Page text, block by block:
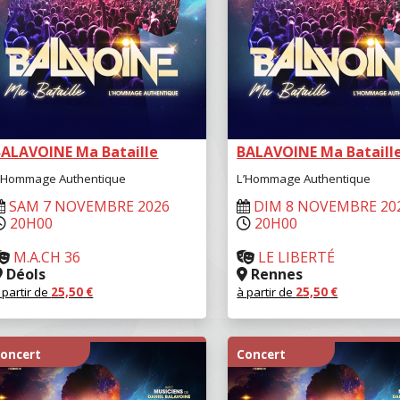
RÉSERVER
Ma Bataille
Authentique
SAM 7 NOVEMBRE 2026
20H00
M.A.CH 36
Déols
partir de 25,50 €
RÉSERVER
BALAVOINE Ma
L’Hommage Authentique
DIM 8 NOVEMBRE
20H00
LE LIBERTÉ
Rennes
à partir de 25,50 €
Concert